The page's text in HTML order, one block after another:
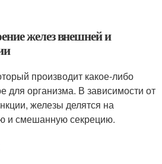
желез внешней и
производит какое-либо
для организма. В зависимости от
железы делятся на
и смешанную секрецию.